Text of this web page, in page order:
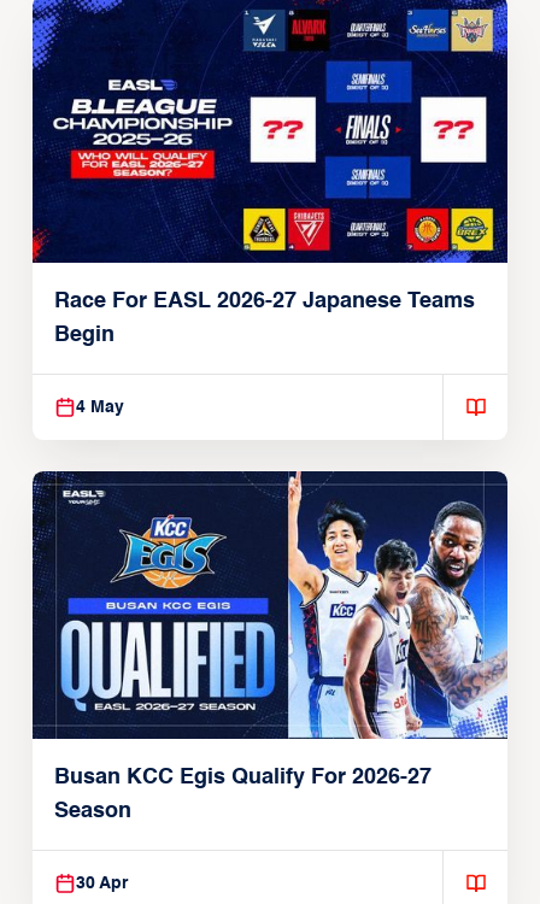
Race For EASL 2026-27 Japanese Teams
Begin
4 May
Busan KCC Egis Qualify For 2026-27
Season
30 Apr